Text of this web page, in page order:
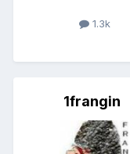
1.3k
1frangin